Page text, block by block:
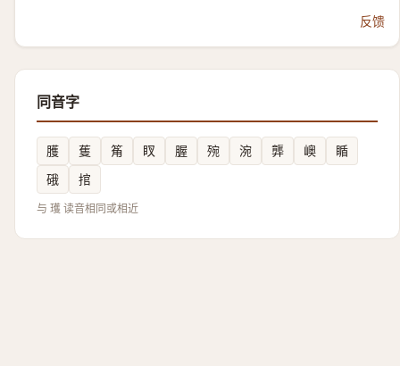
反馈
同音字
臒 蒦 䇶 䀑 腛 㱧 涴 龏 㠗
瞃
硪
捾
与 瓁 读音相同或相近